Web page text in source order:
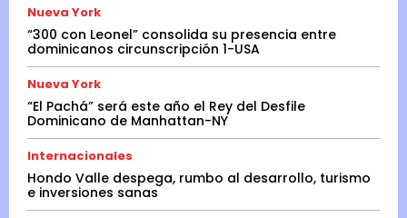
Nueva York
“300 con Leonel” consolida su presencia entre
dominicanos circunscripción 1-USA
Nueva York
“El Pachá” será este año el Rey del Desfile
Dominicano de Manhattan-NY
Internacionales
Hondo Valle despega, rumbo al desarrollo, turismo
e inversiones sanas